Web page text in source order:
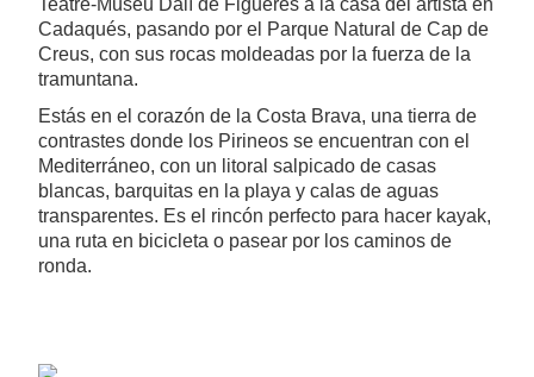
Teatre-Museu Dalí de Figueres a la casa del artista en
Cadaqués, pasando por el Parque Natural de Cap de
Creus, con sus rocas moldeadas por la fuerza de la
tramuntana.
Estás en el corazón de la Costa Brava, una tierra de
contrastes donde los Pirineos se encuentran con el
Mediterráneo, con un litoral salpicado de casas
blancas, barquitas en la playa y calas de aguas
transparentes. Es el rincón perfecto para hacer kayak,
una ruta en bicicleta o pasear por los caminos de
ronda.